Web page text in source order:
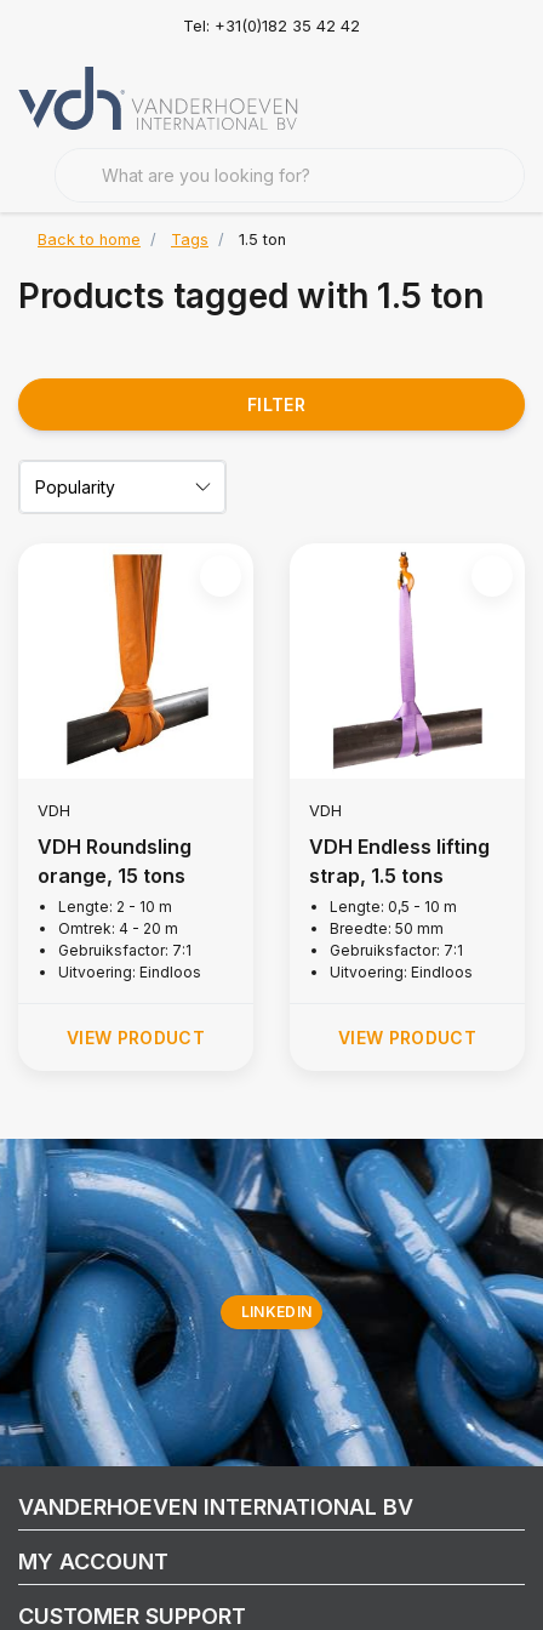
Tel: +31(0)182 35 42 42
Back to home Tags 1.5 ton
Products tagged with 1.5 ton
FILTER
VDH
VDH Roundsling
orange, 15 tons
Lengte: 2 - 10 m
Omtrek: 4 - 20 m
Gebruiksfactor: 7:1
Uitvoering: Eindloos
VIEW PRODUCT
VDH
VDH Endless lifting
strap, 1.5 tons
Lengte: 0,5 - 10 m
Breedte: 50 mm
Gebruiksfactor: 7:1
Uitvoering: Eindloos
VIEW PRODUCT
LINKEDIN
VANDERHOEVEN INTERNATIONAL BV
MY ACCOUNT
CUSTOMER SUPPORT